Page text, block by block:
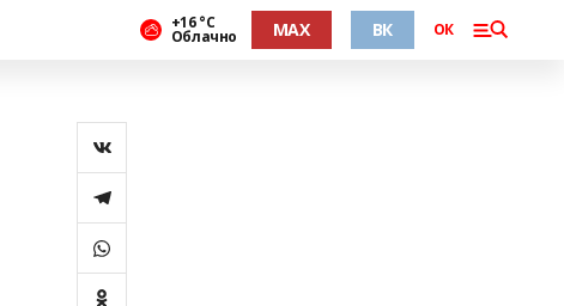
+16 °С
Облачно MAX ВК ОК